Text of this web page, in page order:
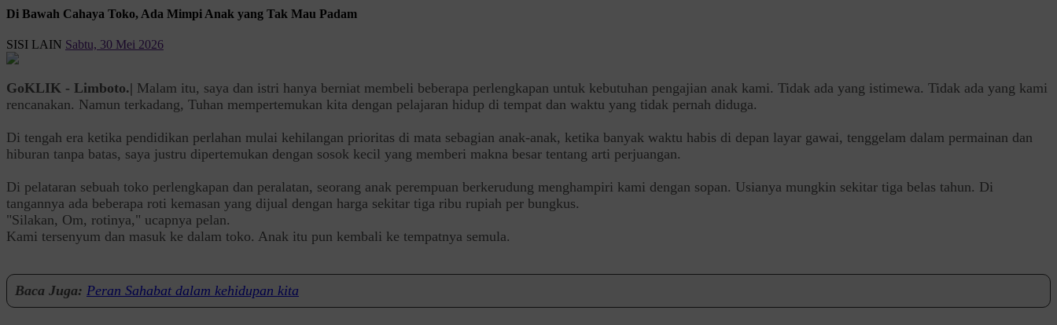
Di Bawah Cahaya Toko, Ada Mimpi Anak yang Tak Mau Padam
SISI LAIN Sabtu, 30 Mei 2026
GoKLIK - Limboto.| Malam itu, saya dan istri hanya berniat membeli beberapa perlengkapan untuk kebutuhan pengajian anak kami. Tidak ada yang istimewa. Tidak ada yang kami
rencanakan. Namun terkadang, Tuhan mempertemukan kita dengan pelajaran hidup di tempat dan waktu yang tidak pernah diduga.
‎Di tengah era ketika pendidikan perlahan mulai kehilangan prioritas di mata sebagian anak-anak, ketika banyak waktu habis di depan layar gawai, tenggelam dalam permainan dan
hiburan tanpa batas, saya justru dipertemukan dengan sosok kecil yang memberi makna besar tentang arti perjuangan.
‎Di pelataran sebuah toko perlengkapan dan peralatan, seorang anak perempuan berkerudung menghampiri kami dengan sopan. Usianya mungkin sekitar tiga belas tahun. Di
tangannya ada beberapa roti kemasan yang dijual dengan harga sekitar tiga ribu rupiah per bungkus.
‎"Silakan, Om, rotinya," ucapnya pelan.
‎Kami tersenyum dan masuk ke dalam toko. Anak itu pun kembali ke tempatnya semula.
Baca Juga: Peran Sahabat dalam kehidupan kita